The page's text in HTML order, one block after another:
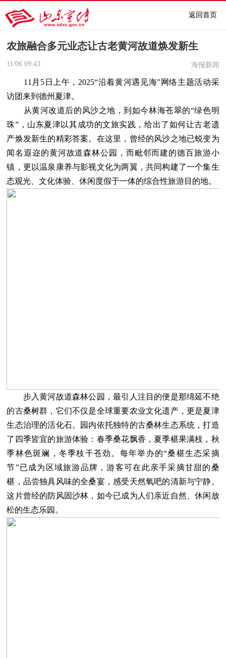
返回首页
农旅融合多元业态让古老黄河故道焕发新生
11/06 09:43 海报新闻
11月5日上午，2025“沿着黄河遇见海”网络主题活动采
访团来到德州夏津。
从黄河改道后的风沙之地，到如今林海苍翠的“绿色明
珠”，山东夏津以其成功的文旅实践，给出了如何让古老遗
产焕发新生的精彩答案。在这里，曾经的风沙之地已蜕变为
闻名遐迩的黄河故道森林公园，而毗邻而建的德百旅游小
镇，更以温泉康养与影视文化为两翼，共同构建了一个集生
态观光、文化体验、休闲度假于一体的综合性旅游目的地。
步入黄河故道森林公园，最引人注目的便是那绵延不绝
的古桑树群，它们不仅是全球重要农业文化遗产，更是夏津
生态治理的活化石。园内依托独特的古桑林生态系统，打造
了四季皆宜的旅游体验：春季桑花飘香，夏季椹果满枝，秋
季林色斑斓，冬季枝干苍劲。每年举办的“桑椹生态采摘
节”已成为区域旅游品牌，游客可在此亲手采摘甘甜的桑
椹，品尝独具风味的全桑宴，感受天然氧吧的清新与宁静。
这片曾经的防风固沙林，如今已成为人们亲近自然、休闲放
松的生态乐园。